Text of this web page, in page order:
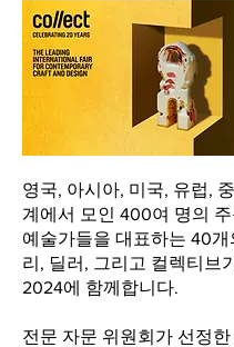
영국, 아시아, 미국, 유럽,
계에서 모인 400여 명의 주
예술가들을 대표하는 40개
리, 딜러, 그리고 컬렉티브
2024에 함께합니다.
전문 자문 위원회가 선정